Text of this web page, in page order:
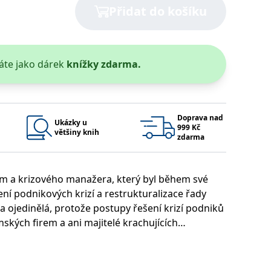
jako dárek knížky zdarma.
Ukázky u
většiny knih
Doprava nad
999 Kč
zdarma
a krizového manažera, který byl během své
podnikových krizí a restrukturalizace řady
ojedinělá, protože postupy řešení krizí podniků
firem a ani majitelé krachujících
soubory cookie návštěvníků. Je nutné, aby banner cookie
k udržování proměnných relací uživatelů. Obvykle se
příkladem je udržování přihlášeného stavu uživatele
bylo možné podávat platné zprávy o používání jejich
stránku a slouží k počítání a sledování zobrazení
médiích. Může také shromažďovat informace o
správného vzhledu dialogových oken.
Vyprší
Popis